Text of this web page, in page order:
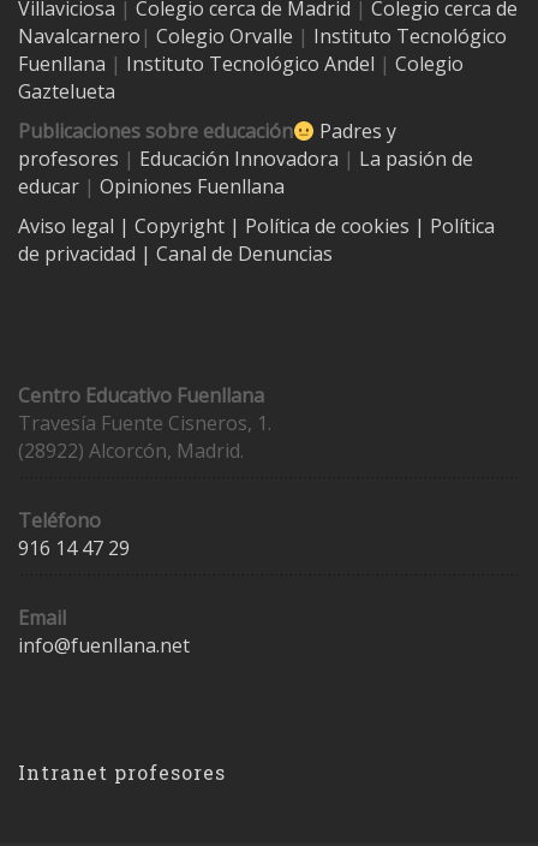
Villaviciosa | Colegio cerca de Madrid | Colegio cerca de
Navalcarnero | Colegio Orvalle | Instituto Tecnológico
Fuenllana | Instituto Tecnológico Andel | Colegio
Gaztelueta
Publicaciones sobre educación
Padres y
profesores | Educación Innovadora | La pasión de
educar | Opiniones Fuenllana
Aviso legal | Copyright | Política de cookies | Política
de privacidad | Canal de Denuncias
Centro Educativo Fuenllana
Travesía Fuente Cisneros, 1.
(28922) Alcorcón, Madrid.
Teléfono
916 14 47 29
Email
info@fuenllana.net
Intranet profesores